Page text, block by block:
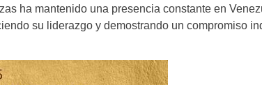
ha mantenido una presencia constante en
su liderazgo y demostrando un compromiso